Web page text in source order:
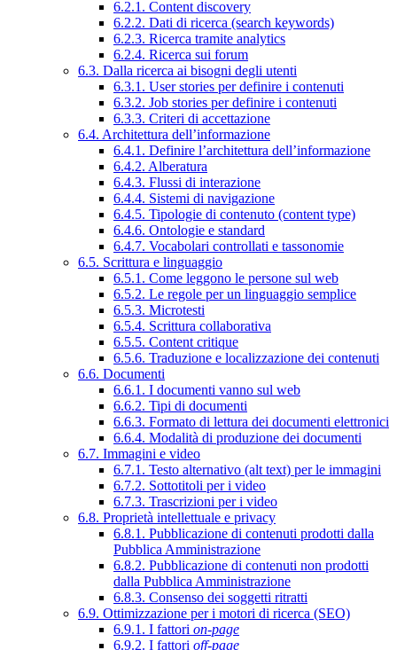
6.2.1. Content discovery
6.2.2. Dati di ricerca (search keywords)
6.2.3. Ricerca tramite analytics
6.2.4. Ricerca sui forum
6.3. Dalla ricerca ai bisogni degli utenti
6.3.1. User stories per definire i contenuti
6.3.2. Job stories per definire i contenuti
6.3.3. Criteri di accettazione
6.4. Architettura dell’informazione
6.4.1. Definire l’architettura dell’informazione
6.4.2. Alberatura
6.4.3. Flussi di interazione
6.4.4. Sistemi di navigazione
6.4.5. Tipologie di contenuto (content type)
6.4.6. Ontologie e standard
6.4.7. Vocabolari controllati e tassonomie
6.5. Scrittura e linguaggio
6.5.1. Come leggono le persone sul web
6.5.2. Le regole per un linguaggio semplice
6.5.3. Microtesti
6.5.4. Scrittura collaborativa
6.5.5. Content critique
6.5.6. Traduzione e localizzazione dei contenuti
6.6. Documenti
6.6.1. I documenti vanno sul web
6.6.2. Tipi di documenti
6.6.3. Formato di lettura dei documenti elettronici
6.6.4. Modalità di produzione dei documenti
6.7. Immagini e video
6.7.1. Testo alternativo (alt text) per le immagini
6.7.2. Sottotitoli per i video
6.7.3. Trascrizioni per i video
6.8. Proprietà intellettuale e privacy
6.8.1. Pubblicazione di contenuti prodotti dalla
Pubblica Amministrazione
6.8.2. Pubblicazione di contenuti non prodotti
dalla Pubblica Amministrazione
6.8.3. Consenso dei soggetti ritratti
6.9. Ottimizzazione per i motori di ricerca (SEO)
6.9.1. I fattori on-page
6.9.2. I fattori off-page